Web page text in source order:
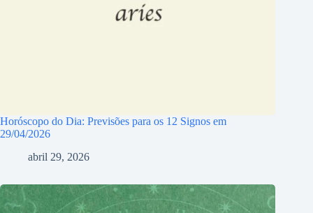
Horóscopo do Dia: Previsões para os 12 Signos em
29/04/2026
abril 29, 2026